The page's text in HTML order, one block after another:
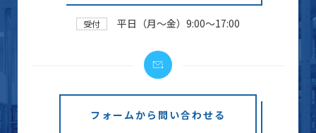
受付 平日（月～金）9:00～17:00
フォームから問い合わせる